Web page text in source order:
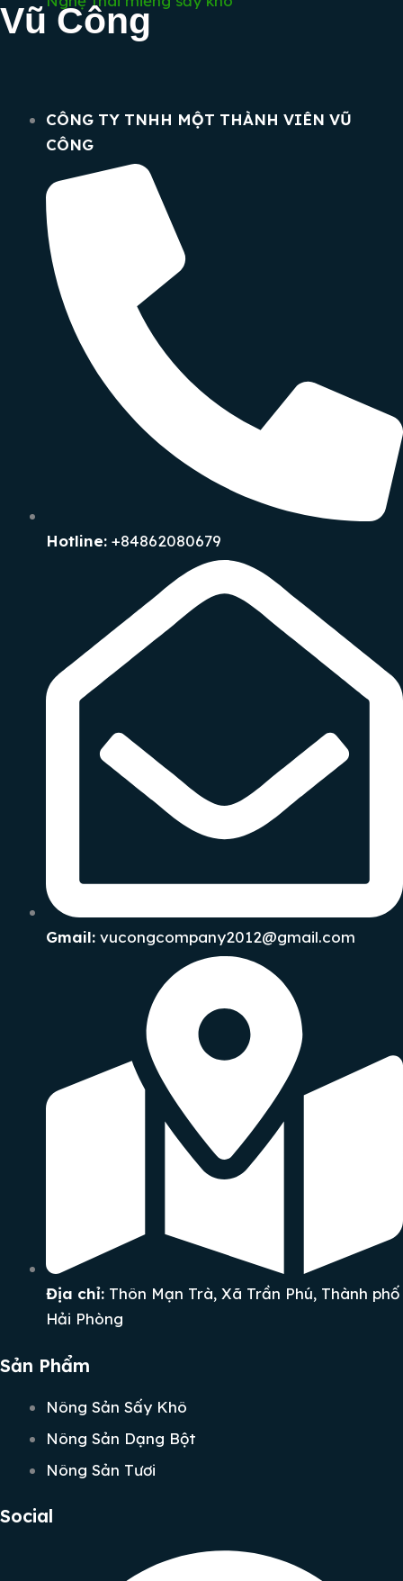
Vũ Công
CÔNG TY TNHH MỘT THÀNH VIÊN VŨ
CÔNG
Hotline: +84862080679
Gmail: vucongcompany2012@gmail.com
Địa chỉ: Thôn Mạn Trà, Xã Trần Phú, Thành phố
Hải Phòng
Sản Phẩm
Nông Sản Sấy Khô
Nông Sản Dạng Bột
Nông Sản Tươi
Social